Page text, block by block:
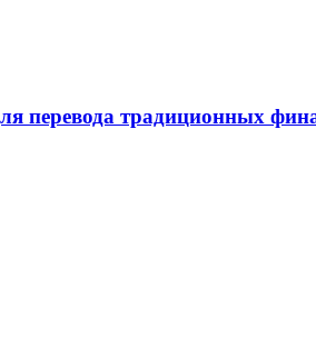
перевода традиционных